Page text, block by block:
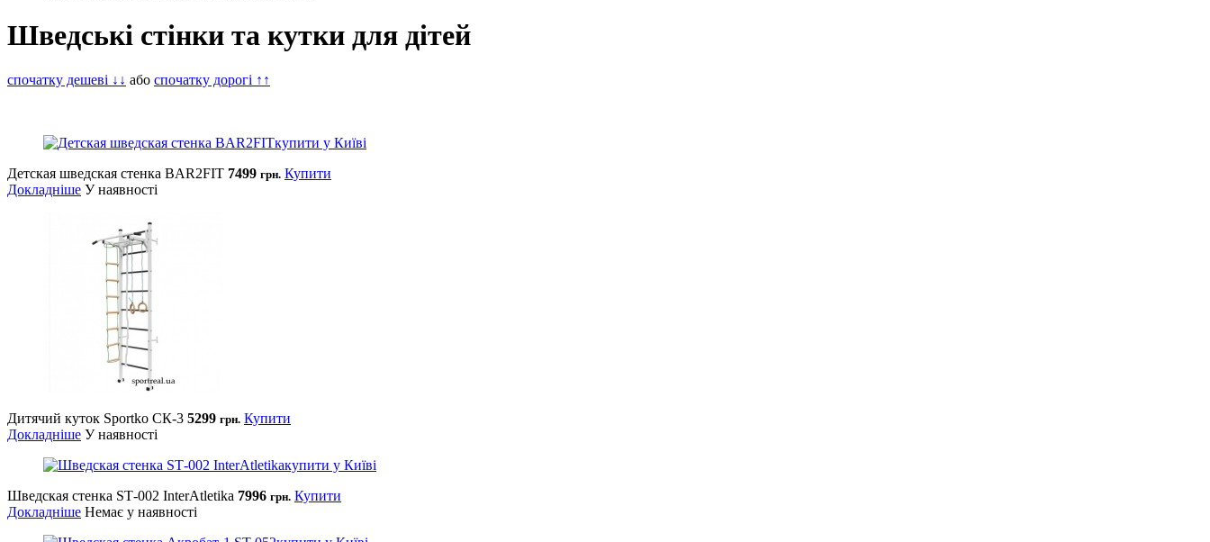
Шведські стінки та кутки для дітей
спочатку дешеві ↓↓ або спочатку дорогі ↑↑
Детская шведская стенка BAR2FIT 7499 грн. Купити
Докладніше У наявності
Дитячий куток Sportko СК-3 5299 грн. Купити
Докладніше У наявності
Шведская стенка SТ-002 InterAtletika 7996 грн. Купити
Докладніше Немає у наявності